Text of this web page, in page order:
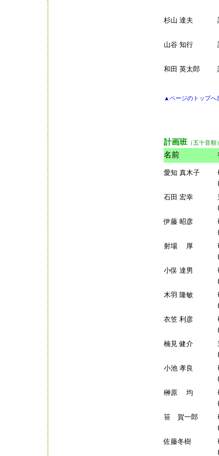
杉山 達夫
山谷 知行
和田 英太郎
▲ページのトップへ
計画班（五十音順
名前
愛知 真木子
石田 宏幸
伊藤 昭彦
射場 厚
小俣 達男
木羽 隆敏
衣笠 利彦
楠見 健介
小池 孝良
榊原 均
笹 賀一郎
佐藤冬樹